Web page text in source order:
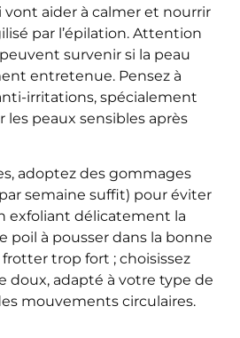
vont aider à calmer et nourrir
par l’épilation. Attention
survenir si la peau
entretenue. Pensez à
irritations, spécialement
les peaux sensibles après
adoptez des gommages
semaine suffit) pour éviter
exfoliant délicatement la
poil à pousser dans la bonne
trop fort ; choisissez
adapté à votre type de
mouvements circulaires.